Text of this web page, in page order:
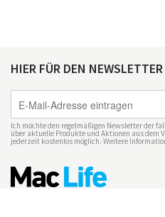
HIER FÜR DEN
Ich möchte den regelmäßigen Newsletter der
über aktuelle Produkte und Aktionen aus dem
jederzeit kostenlos möglich. Weitere